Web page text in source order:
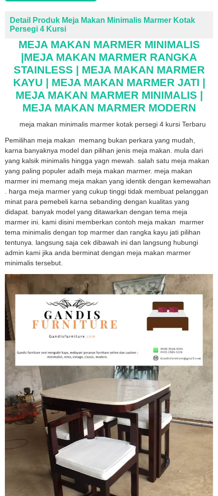
Detail Produk Meja Makan Minimalis Marmer Kotak
Persegi 4 Kursi
MEJA MAKAN MARMER MINIMALIS
|MEJA MAKAN MARMER RANGKA
STAINLESS | MEJA MAKAN MARMER
KAYU | MEJA MAKAN MARMER JATI |
MEJA MAKAN MARMER MINIMALIS |
MEJA MAKAN MARMER MODERN
meja makan minimalis marmer kotak persegi 4 kursi Terbaru
Pemilihan meja makan memang bukan perkara yang mudah,
karna banyaknya model dan pilihan jenis meja makan. mula dari
yang kalsik minimalis hingga yagn mewah. salah satu meja makan
yang paling populer adalh meja makan marmer. meja makan
marmer ini memang meja makan yang identik dengan kemewahan
. harga meja marmer yang cukup tinggi tidak membuat pelanggan
minat para pemebeli karna sebanding dengan kualitas yang
didapat. banyak model yang ditawarkan dengan tema meja
marmer ini. kami disini memberkan contoh meja makan marmer
tema minimalis dengan top marmer dan rangka kayu jati pilihan
tentunya. langsung saja cek dibawah ini dan langsung hubungi
admin kami jika anda berminat dengan meja makan marmer
minimalis tersebut.